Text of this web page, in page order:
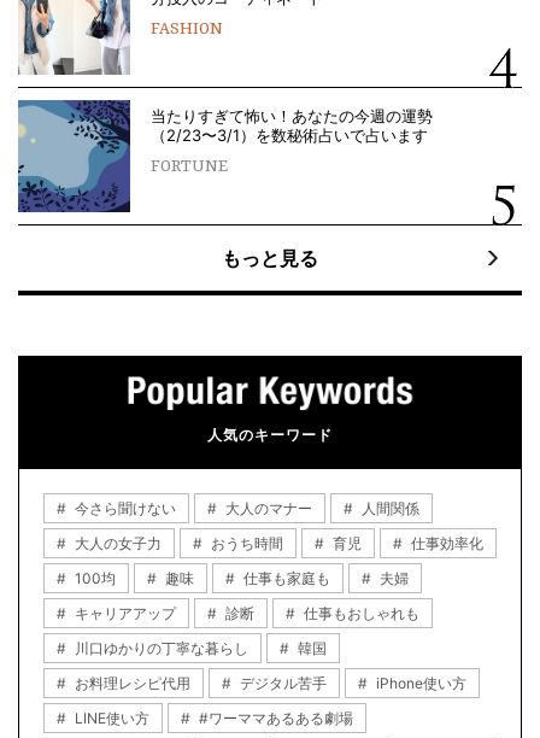
FASHION
当たりすぎて怖い！あなたの今週の運勢
（2/23〜3/1）を数秘術占いで占います
FORTUNE
もっと見る
人気のキーワード
今さら聞けない 大人のマナー
人間関係
大人の女子力
おうち時間 育児
仕事効率化
100均
趣味 仕事も家庭も
夫婦
キャリアアップ
診断
仕事もおしゃれも
川口ゆかりの丁寧な暮らし
韓国
お料理レシピ代用
デジタル苦手
iPhone使い方
LINE使い方
#ワーママあるある劇場